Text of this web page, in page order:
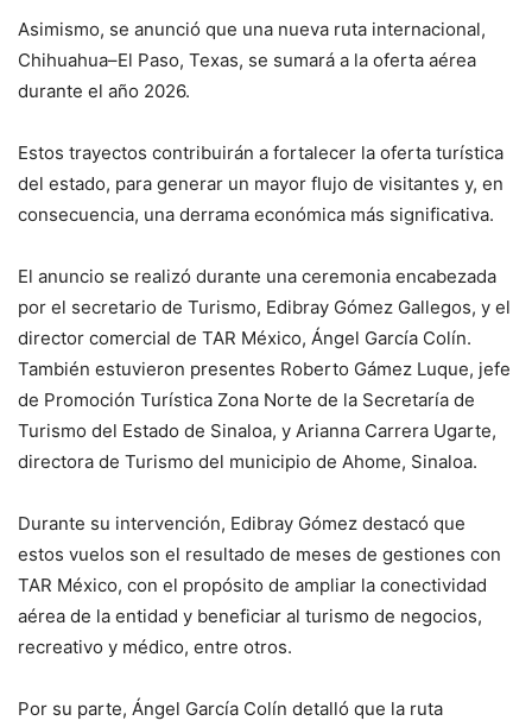
Asimismo, se anunció que una nueva ruta internacional,
Chihuahua–El Paso, Texas, se sumará a la oferta aérea
durante el año 2026.
Estos trayectos contribuirán a fortalecer la oferta turística
del estado, para generar un mayor flujo de visitantes y, en
consecuencia, una derrama económica más significativa.
El anuncio se realizó durante una ceremonia encabezada
por el secretario de Turismo, Edibray Gómez Gallegos, y el
director comercial de TAR México, Ángel García Colín.
También estuvieron presentes Roberto Gámez Luque, jefe
de Promoción Turística Zona Norte de la Secretaría de
Turismo del Estado de Sinaloa, y Arianna Carrera Ugarte,
directora de Turismo del municipio de Ahome, Sinaloa.
Durante su intervención, Edibray Gómez destacó que
estos vuelos son el resultado de meses de gestiones con
TAR México, con el propósito de ampliar la conectividad
aérea de la entidad y beneficiar al turismo de negocios,
recreativo y médico, entre otros.
Por su parte, Ángel García Colín detalló que la ruta